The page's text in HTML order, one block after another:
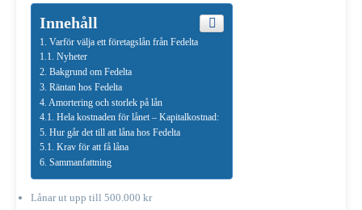
Innehåll
Varför välja ett företagslån från Fedelta
Nyheter
Bakgrund om Fedelta
Räntan hos Fedelta
Amortering och storlek på lån
Hela kostnaden för lånet – Kapitalkostnad:
Hur går det till att låna hos Fedelta
Krav för att få låna
Sammanfattning
Lånar ut upp till 500.000 kr